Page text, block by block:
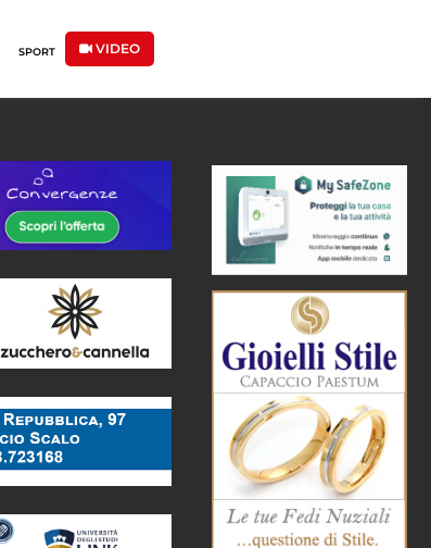
SPORT VIDEO